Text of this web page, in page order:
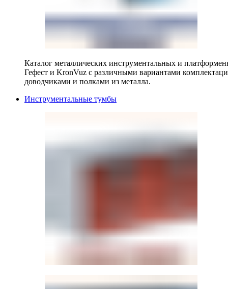
Каталог металлических инструментальных и
Гефест и KronVuz с различными вариантами
доводчиками и полками из металла.
Инструментальные тумбы